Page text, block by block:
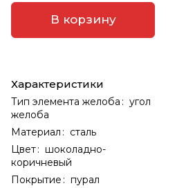
В корзину
Характеристики
Тип элемента желоба : угол
желоба
Материал : сталь
Цвет: шоколадно-
коричневый
Покрытие : пурал